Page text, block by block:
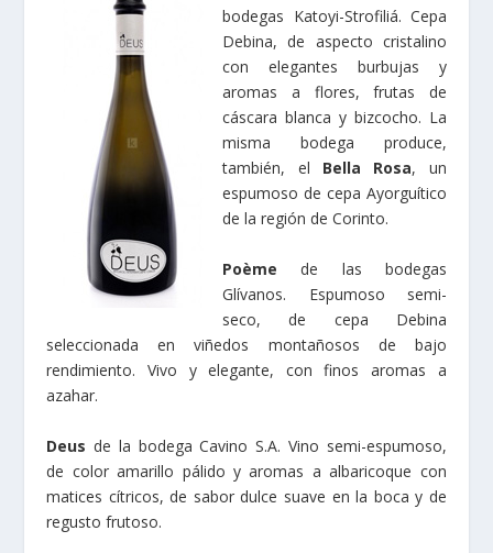
bodegas Katoyi-Strofiliá. Cepa
Debina, de aspecto cristalino
con elegantes burbujas y
aromas a flores, frutas de
cáscara blanca y bizcocho. La
misma bodega produce,
también, el Bella Rosa, un
espumoso de cepa Ayorguítico
de la región de Corinto.
Poème de las bodegas
Glívanos. Espumoso semi-
seco, de cepa Debina
seleccionada en viñedos montañosos de bajo
rendimiento. Vivo y elegante, con finos aromas a
azahar.
Deus de la bodega Cavino S.A. Vino semi-espumoso,
de color amarillo pálido y aromas a albaricoque con
matices cítricos, de sabor dulce suave en la boca y de
regusto frutoso.